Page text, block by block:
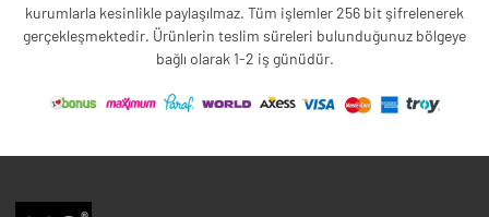
kurumlarla kesinlikle paylaşılmaz. Tüm işlemler 256 bit şifrelenerek
gerçekleşmektedir. Ürünlerin teslim süreleri bulunduğunuz bölgeye
bağlı olarak 1-2 iş günüdür.